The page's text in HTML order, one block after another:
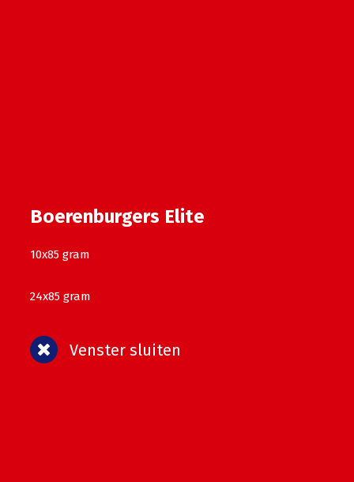
Boerenburgers Elite
10x85 gram
24x85 gram
Venster sluiten